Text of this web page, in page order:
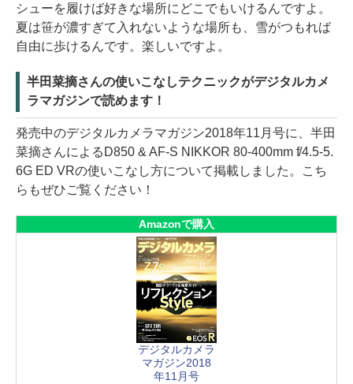
シューを履けば好きな場所にどこでもいけるんですよ。
夏は笹が濃すぎて入れないような場所も、雪がつもれば
自由に歩けるんです。楽しいですよ。
半田菜摘さんの使いこなしテクニックがデジタルカメ
ラマガジンで読めます！
発売中のデジタルカメラマガジン2018年11月号に、半田
菜摘さんによるD850 & AF-S NIKKOR 80-400mm f/4.5-5.
6G ED VRの使いこなし方について掲載しました。こち
らもぜひご覧ください！
Amazonで購入
デジタルカメラ
マガジン2018
年11月号